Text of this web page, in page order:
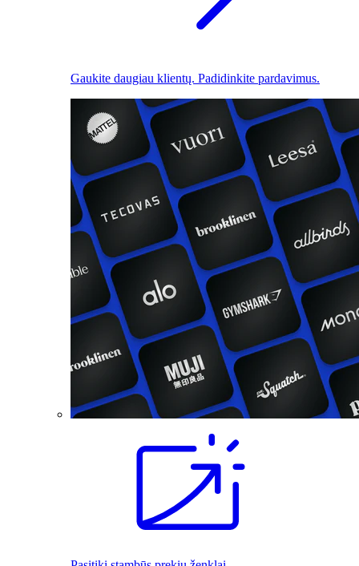
Gaukite daugiau klientų. Padidinkite pardavimus.